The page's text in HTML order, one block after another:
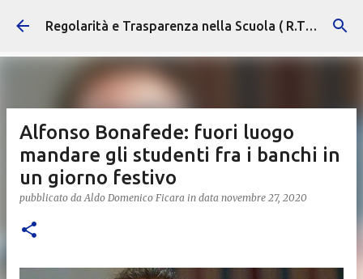
Passa ai contenuti principali Regolarità e Trasparenza nella Scuola ( R.T.S. )
Alfonso Bonafede: fuori luogo
mandare gli studenti fra i banchi in
un giorno festivo
pubblicato daAldo Domenico Ficara in data novembre 27, 2020